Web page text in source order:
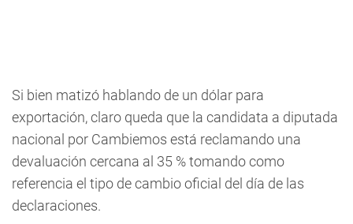
Si bien matizó hablando de un dólar para
exportación, claro queda que la candidata a diputada
nacional por Cambiemos está reclamando una
devaluación cercana al 35 % tomando como
referencia el tipo de cambio oficial del día de las
declaraciones.